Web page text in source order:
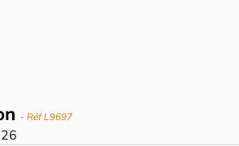
- Réf L9697